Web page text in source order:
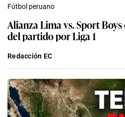
Fútbol peruano
Alianza Lima vs. Sport
del partido por Liga 1
Redacción EC